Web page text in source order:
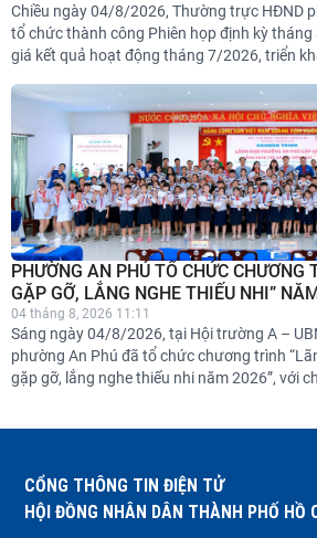
Chiều ngày 04/8/2026, Thường trực HĐND
tổ chức thành công Phiên họp định kỳ
giá kết quả hoạt động tháng 7/2026, triển
quyền và tổ chức Lễ ký kết Quy chế phối
PHƯỜNG AN PHÚ TỔ CHỨC CHƯƠNG
GẶP GỠ, LẮNG NGHE THIẾU NHI”
04 tháng 8, 2026 11:11
Sáng ngày 04/8/2026, tại Hội trường A –
phường An Phú đã tổ chức chương trình
gặp gỡ, lắng nghe thiếu nhi năm 2026”, với
CỔNG THÔNG TIN ĐIỆN TỬ
HỘI ĐỒNG NHÂN DÂN THÀNH PHỐ HỒ